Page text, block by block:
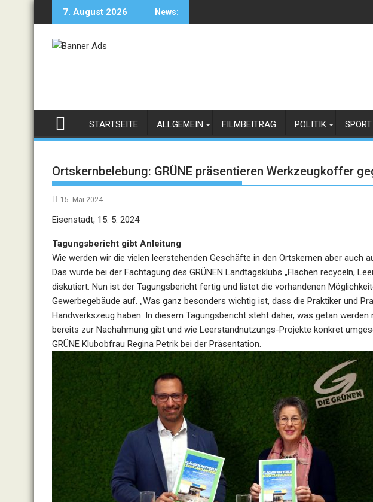
7. August 2026 News:
STARTSEITE ALLGEMEIN FILMBEITRAG POLITIK SPORT
Ortskernbelebung: GRÜNE präsentieren Werkzeugkoffer
15. Mai 2024
Eisenstadt, 15. 5. 2024
Tagungsbericht gibt Anleitung
Wie werden wir die vielen leerstehenden Geschäfte in den Ortskernen aber auch
Das wurde bei der Fachtagung des GRÜNEN Landtagsklubs „Flächen recyceln,
diskutiert. Nun ist der Tagungsbericht fertig und listet die vorhandenen
Gewerbegebäude auf. „Was ganz besonders wichtig ist, dass die Praktiker und
Handwerkszeug haben. In diesem Tagungsbericht steht daher, was getan
bereits zur Nachahmung gibt und wie Leerstandnutzungs-Projekte konkret
GRÜNE Klubobfrau Regina Petrik bei der Präsentation.